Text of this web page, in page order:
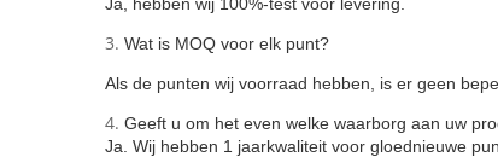
3. Wat is MOQ voor elk punt?
Als de punten wij voorraad hebben, is er geen
4. Geeft u om het even welke waarborg aan uw
Ja. Wij hebben 1 jaarkwaliteit voor gloednieuwe